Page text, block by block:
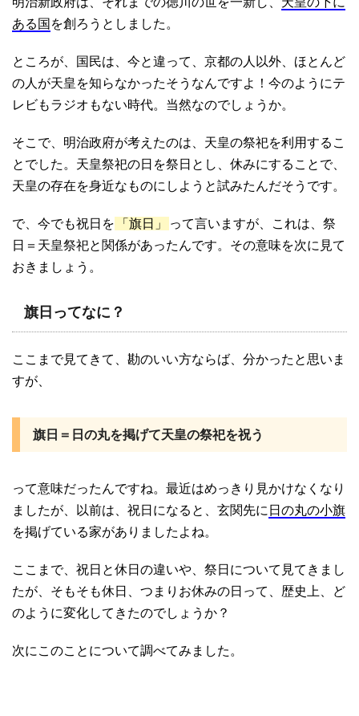
ある国 を創ろうとしました。
ところが、国民は、今と違って、京都の人以外、ほとんど
の人が天皇を知らなかったそうなんですよ！今のようにテ
レビもラジオもない時代。当然なのでしょうか。
そこで、明治政府が考えたのは、天皇の祭祀を利用するこ
とでした。天皇祭祀の日を祭日とし、休みにすることで、
天皇の存在を身近なものにしようと試みたんだそうです。
で、今でも祝日を 「旗日」
って言いますが、これは、祭
日＝天皇祭祀と関係があったんです。その意味を次に見て
おきましょう。
旗日ってなに？
ここまで見てきて、勘のいい方ならば、分かったと思いま
すが、
旗日＝日の丸を掲げて天皇の祭祀を祝う
って意味だったんですね。最近はめっきり見かけなくなり
ましたが、以前は、祝日になると、玄関先に 日の丸の小旗
を掲げている家がありましたよね。
ここまで、祝日と休日の違いや、祭日について見てきまし
たが、そもそも休日、つまりお休みの日って、歴史上、ど
のように変化してきたのでしょうか？
次にこのことについて調べてみました。